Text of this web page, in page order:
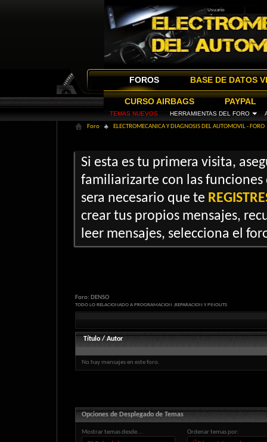
FOROS
TEMAS NUEVOS HERRAMIENTAS DEL FORO
BASE DE DATOS
CURSO AIRBAGS PAYPAL
Foro ELECTROMECANICA Y DIAGNOSIS DEL AUTOMOVIL - FORO
Si esta es tu primera visita,
familiarizarte con las funciones
sera necesario que te
crear tus propios mensajes,
leer mensajes, selecciona el
Foro: DENSO
TODO LO RELACIONADO A PROGRAMACION ,REPARACION Y PINOUTS
Título / Autor
No hay mensajes en este foro.
Opciones de Desplegado de Temas
Mostrar temas desde... Ordenar temas por: